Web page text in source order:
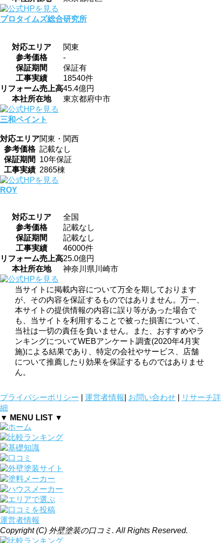
プロタイムズ総合研究所
対応エリア
関東
参考価格
-
保証期間
保証有
工事実績
18540件
リフォーム売上高45.4億円
本社所在地
東京都府中市
三和ペイント
対応エリア関東・関西
参考価格 記載なし
保証期間
10年保証
工事実績 2865棟
ROY
対応エリア
全国
参考価格
記載なし
保証期間
記載なし
工事実績
46000件
リフォーム売上高25.0億円
本社所在地
神奈川県川崎市
当サイトに掲載内容について万全を期しております
が、その内容を保証するものではありません。万一、
本サイトの提供情報の内容に誤り等があった場合で
も、当サイトを利用することで被った損害について、
当社は一切の責任を負いません。また、おすすめやラ
ンキングについてWEBアンケート調査(2020年4月実
施)による結果であり、特定の会社やサービス、店舗
について推薦したり効果を保証するものではありませ
ん。
プライバシーポリシー 運営者情報 お問い合わせ
リサーチ詳
細
▼ MENU LIST ▼
運営者情報
Copyright (C) 外壁塗装の口コミ. All Rights Reserved.